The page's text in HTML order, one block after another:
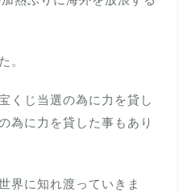
。
くじ当選の為に力を貸し
為に力を貸した事もあり
界に知れ渡っていきま